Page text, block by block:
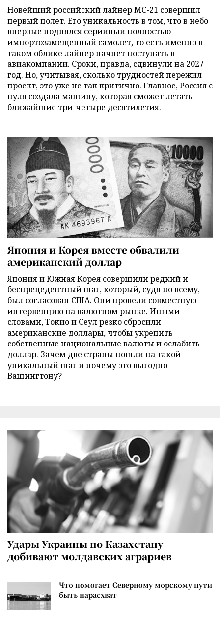
Новейший российский лайнер МС-21 совершил
первый полет. Его уникальность в том, что в небо
впервые поднялся серийный полностью
импортозамещенный самолет, то есть именно в
таком облике лайнер начнет поступать в
авиакомпании. Сроки, правда, сдвинули на 2027
год. Но, учитывая, сколько трудностей пережил
проект, это уже не так критично. Главное, Россия с
нуля создала машину, которая сможет летать
ближайшие три-четыре десятилетия.
Япония и Корея вместе обвалили
американский доллар
Япония и Южная Корея совершили редкий и
беспрецедентный шаг, который, судя по всему,
был согласован США. Они провели совместную
интервенцию на валютном рынке. Иными
словами, Токио и Сеул резко сбросили
американские доллары, чтобы укрепить
собственные национальные валюты и ослабить
доллар. Зачем две страны пошли на такой
уникальный шаг и почему это выгодно
Вашингтону?
Удары Украины по Казахстану
добивают молдавских аграриев
Что помогает Северному морскому пути
быть нарасхват